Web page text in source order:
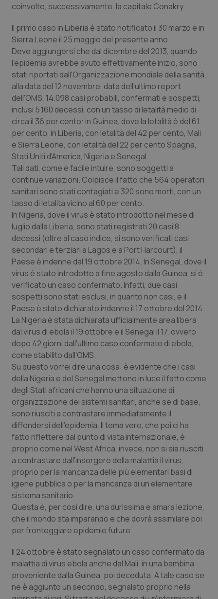
Tiroide
Tumore al seno
Tumore ovarico
Tumori del Polmone & Testa Collo
Tumori gastrointestinali
Ulcera & Reflusso
Vaccini
coinvolto, successivamente, la capitale Conakry.
Il primo caso in Liberia è stato notificato il 30 marzo e in
Sierra Leone il 25 maggio del presente anno.
Deve aggiungersi che dal dicembre del 2013, quando
l'epidemia avrebbe avuto effettivamente inizio, sono
stati riportati dall'Organizzazione mondiale della sanità,
alla data del 12 novembre, data dell'ultimo report
dell'OMS, 14.098 casi probabili, confermati e sospetti,
inclusi 5.160 decessi, con un tasso di letalità medio di
circa il 36 per cento: in Guinea, dove la letalità è del 61
per cento, in Liberia, con letalità del 42 per cento, Mali
e Sierra Leone, con letalità del 22 per cento Spagna,
Stati Uniti d'America, Nigeria e Senegal.
Tali dati, come è facile intuire, sono soggetti a
continue variazioni. Colpisce il fatto che 564 operatori
sanitari sono stati contagiati e 320 sono morti, con un
tasso di letalità vicino al 60 per cento.
In Nigeria, dove il virus è stato introdotto nel mese di
luglio dalla Liberia, sono stati registrati 20 casi 8
decessi (oltre al caso indice, si sono verificati casi
secondari e terziari a Lagos e a Port Harcourt), il
Paese è indenne dal 19 ottobre 2014. In Senegal, dove il
virus è stato introdotto a fine agosto dalla Guinea, si è
verificato un caso confermato. Infatti, due casi
sospetti sono stati esclusi, in quanto non casi, e il
Paese è stato dichiarato indenne il 17 ottobre del 2014.
La Nigeria è stata dichiarata ufficialmente area libera
dal virus di ebola il 19 ottobre e il Senegal il 17, ovvero
dopo 42 giorni dall'ultimo caso confermato di ebola,
come stabilito dall'OMS.
Su questo vorrei dire una cosa: è evidente che i casi
della Nigeria e del Senegal mettono in luce il fatto come
degli Stati africani che hanno una situazione di
organizzazione dei sistemi sanitari, anche se di base,
sono riusciti a contrastare immediatamente il
diffondersi dell'epidemia. Il tema vero, che poi ci ha
fatto riflettere dal punto di vista internazionale, è
proprio come nel West Africa, invece, non si sia riusciti
a contrastare dall'insorgere della malattia il virus,
proprio per la mancanza delle più elementari basi di
igiene pubblica o per la mancanza di un elementare
sistema sanitario.
Questa è, per così dire, una durissima e amara lezione,
che il mondo sta imparando e che dovrà assimilare poi
per fronteggiare epidemie future.
Il 24 ottobre è stato segnalato un caso confermato da
malattia di virus ebola anche dal Mali, in una bambina
proveniente dalla Guinea, poi deceduta. A tale caso se
ne è aggiunto un secondo, segnalato proprio nella